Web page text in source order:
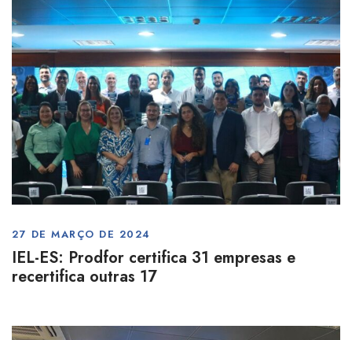
27 DE MARÇO DE 2024
IEL-ES: Prodfor certifica 31 empresas e
recertifica outras 17